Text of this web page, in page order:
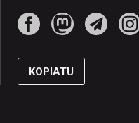
KOPIATU